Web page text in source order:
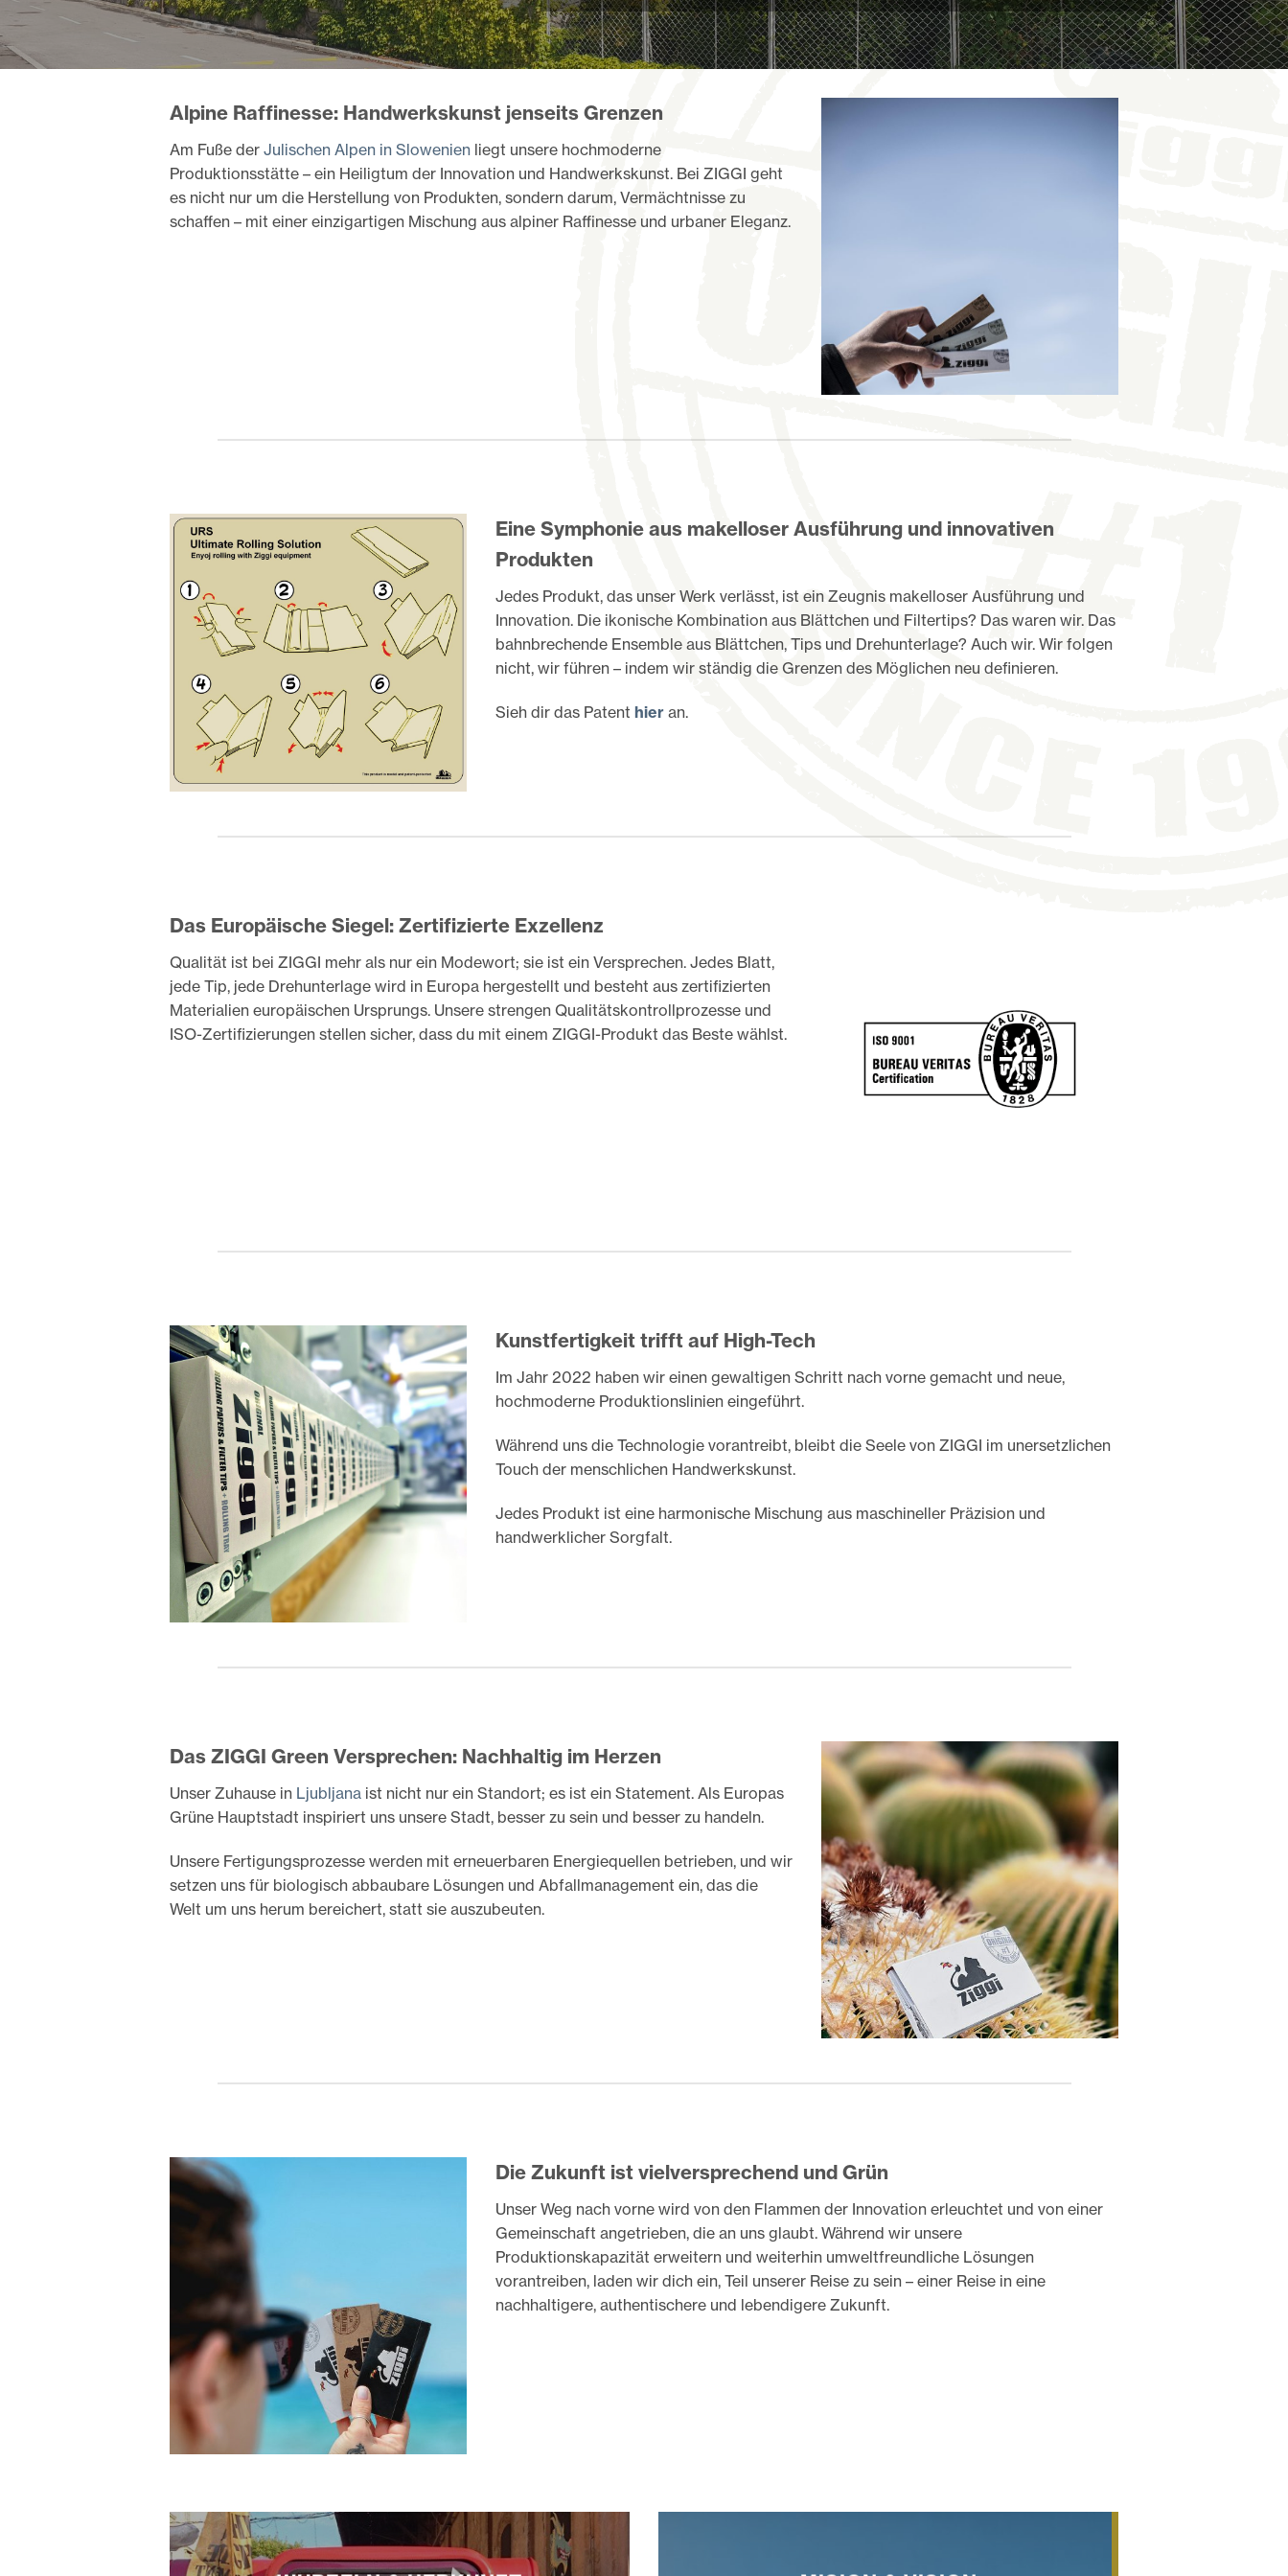
Alpine Raffinesse: Handwerkskunst jenseits Grenzen
Am Fuße der Julischen Alpen in Slowenien liegt unsere hochmoderne
Produktionsstätte – ein Heiligtum der Innovation und Handwerkskunst. Bei ZIGGI geht
es nicht nur um die Herstellung von Produkten, sondern darum, Vermächtnisse zu
schaffen – mit einer einzigartigen Mischung aus alpiner Raffinesse und urbaner Eleganz.
Eine Symphonie aus makelloser Ausführung und innovativen
Produkten
Jedes Produkt, das unser Werk verlässt, ist ein Zeugnis makelloser Ausführung und
Innovation. Die ikonische Kombination aus Blättchen und Filtertips? Das waren wir. Das
bahnbrechende Ensemble aus Blättchen, Tips und Drehunterlage? Auch wir. Wir folgen
nicht, wir führen – indem wir ständig die Grenzen des Möglichen neu definieren.
Sieh dir das Patent hier an.
Das Europäische Siegel: Zertifizierte Exzellenz
Qualität ist bei ZIGGI mehr als nur ein Modewort; sie ist ein Versprechen. Jedes Blatt,
jede Tip, jede Drehunterlage wird in Europa hergestellt und besteht aus zertifizierten
Materialien europäischen Ursprungs. Unsere strengen Qualitätskontrollprozesse und
ISO-Zertifizierungen stellen sicher, dass du mit einem ZIGGI-Produkt das Beste wählst.
Kunstfertigkeit trifft auf High-Tech
Im Jahr 2022 haben wir einen gewaltigen Schritt nach vorne gemacht und neue,
hochmoderne Produktionslinien eingeführt.
Während uns die Technologie vorantreibt, bleibt die Seele von ZIGGI im unersetzlichen
Touch der menschlichen Handwerkskunst.
Jedes Produkt ist eine harmonische Mischung aus maschineller Präzision und
handwerklicher Sorgfalt.
Das ZIGGI Green Versprechen: Nachhaltig im Herzen
Unser Zuhause in Ljubljana ist nicht nur ein Standort; es ist ein Statement. Als Europas
Grüne Hauptstadt inspiriert uns unsere Stadt, besser zu sein und besser zu handeln.
Unsere Fertigungsprozesse werden mit erneuerbaren Energiequellen betrieben, und wir
setzen uns für biologisch abbaubare Lösungen und Abfallmanagement ein, das die
Welt um uns herum bereichert, statt sie auszubeuten.
Die Zukunft ist vielversprechend und Grün
Unser Weg nach vorne wird von den Flammen der Innovation erleuchtet und von einer
Gemeinschaft angetrieben, die an uns glaubt. Während wir unsere
Produktionskapazität erweitern und weiterhin umweltfreundliche Lösungen
vorantreiben, laden wir dich ein, Teil unserer Reise zu sein – einer Reise in eine
nachhaltigere, authentischere und lebendigere Zukunft.